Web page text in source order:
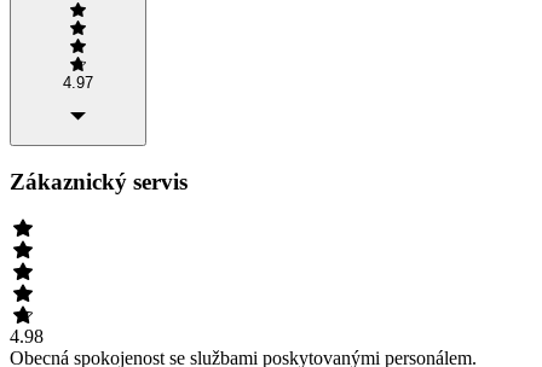
4.97
Zákaznický servis
4.98
Obecná spokojenost se službami poskytovanými personálem.